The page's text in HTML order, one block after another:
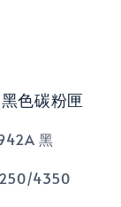
色碳粉匣
黑
4350